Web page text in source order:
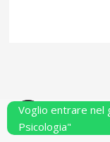
Voglio entrare nel
Psicologia"